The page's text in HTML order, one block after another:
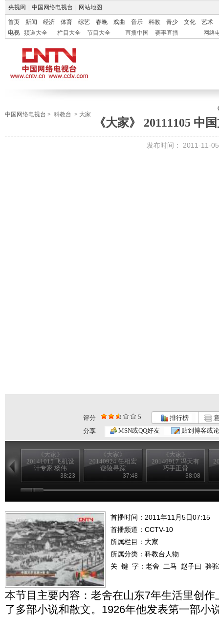
央视网 中国网络电视台 网站地图
首页 新闻 经济 体育 综艺 春晚 戏曲 音乐 科教 青少 文化
艺术
电视
频道大全 栏目大全 节目大全 直播中国 赛事直播 网络
中国网络电视台 > 科教台 > 大家
《大家》 20111105 中
发布时间： 2011-11-
评分 5 排行榜
分享
MSN或QQ好友 贴到博客或
《大家》
20141015 飞机设
计专家 杨伟
38:23
《大家》
20140924 任相宏
谜陵寻踪
37:48
《大家》
20140917 冯天有
巧手正骨
38:08
首播时间：2011年11月5日07:15
首播频道： CCTV-10
所属栏目： 大家
所属分类：科教台人物
关 键 字： 老舍 二马 赵子曰 骆
本节目主要内容：老舍在山东7年生活里创
了多部小说和散文。1926年他发表第一部小